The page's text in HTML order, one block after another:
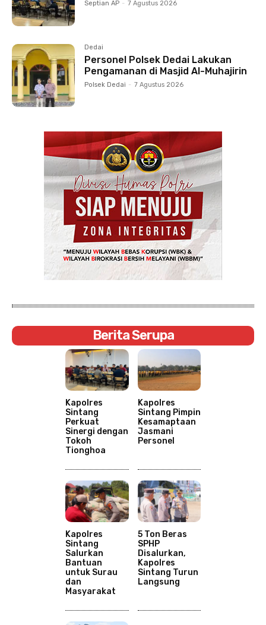
Septian AP - 7 Agustus 2026
Dedai
Personel Polsek Dedai Lakukan
Pengamanan di Masjid Al-Muhajirin
Polsek Dedai - 7 Agustus 2026
Berita Serupa
Kapolres
Sintang
Perkuat
Sinergi dengan
Tokoh
Tionghoa
Kapolres
Sintang Pimpin
Kesamaptaan
Jasmani
Personel
Kapolres
Sintang
Salurkan
Bantuan
untuk Surau
dan
Masyarakat
5 Ton Beras
SPHP
Disalurkan,
Kapolres
Sintang Turun
Langsung